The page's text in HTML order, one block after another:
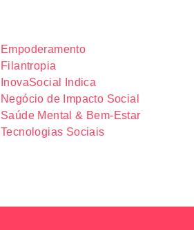
Empoderamento
Filantropia
InovaSocial Indica
Negócio de Impacto Social
Saúde Mental & Bem-Estar
Tecnologias Sociais